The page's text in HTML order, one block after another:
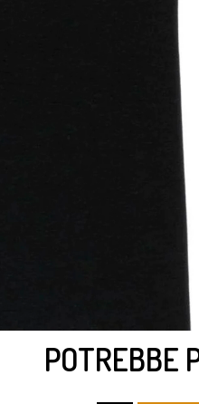
POTREBBE